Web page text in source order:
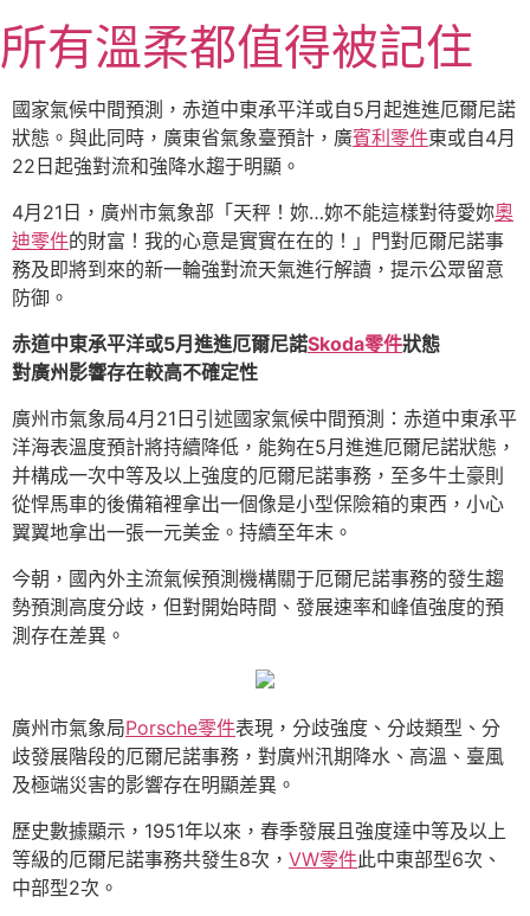
至
主
要
內
容
所有溫柔都值得被記住
國家氣候中間預測，赤道中東承平洋或自5月起進進厄爾尼諾
狀態。與此同時，廣東省氣象臺預計，廣賓利零件東或自4月
22日起強對流和強降水趨于明顯。
4月21日，廣州市氣象部「天秤！妳…妳不能這樣對待愛妳奧
迪零件的財富！我的心意是實實在在的！」門對厄爾尼諾事
務及即將到來的新一輪強對流天氣進行解讀，提示公眾留意
防御。
赤道中東承平洋或5月進進厄爾尼諾Skoda零件狀態
對廣州影響存在較高不確定性
廣州市氣象局4月21日引述國家氣候中間預測：赤道中東承平
洋海表溫度預計將持續降低，能夠在5月進進厄爾尼諾狀態，
并構成一次中等及以上強度的厄爾尼諾事務，至多牛土豪則
從悍馬車的後備箱裡拿出一個像是小型保險箱的東西，小心
翼翼地拿出一張一元美金。持續至年末。
今朝，國內外主流氣候預測機構關于厄爾尼諾事務的發生趨
勢預測高度分歧，但對開始時間、發展速率和峰值強度的預
測存在差異。
廣州市氣象局Porsche零件表現，分歧強度、分歧類型、分
歧發展階段的厄爾尼諾事務，對廣州汛期降水、高溫、臺風
及極端災害的影響存在明顯差異。
歷史數據顯示，1951年以來，春季發展且強度達中等及以上
等級的厄爾尼諾事務共發生8次， VW零件此中東部型6次、
中部型2次。